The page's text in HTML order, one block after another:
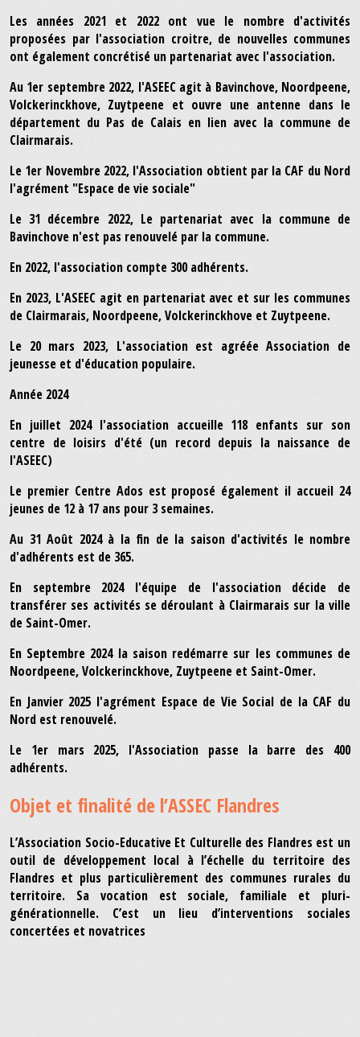
Les années 2021 et 2022 ont vue le nombre d'activités
proposées par l'association croitre, de nouvelles communes
ont également concrétisé un partenariat avec l'association.
Au 1er septembre 2022, l'ASEEC agit à Bavinchove, Noordpeene,
Volckerinckhove, Zuytpeene et ouvre une antenne dans le
département du Pas de Calais en lien avec la commune de
Clairmarais.
Le 1er Novembre 2022, l'Association obtient par la CAF du Nord
l'agrément "Espace de vie sociale"
Le 31 décembre 2022, Le partenariat avec la commune de
Bavinchove n'est pas renouvelé par la commune.
En 2022, l'association compte 300 adhérents.
En 2023, L'ASEEC agit en partenariat avec et sur les communes
de Clairmarais, Noordpeene, Volckerinckhove et Zuytpeene.
Le 20 mars 2023, L'association est agréée Association de
jeunesse et d'éducation populaire.
Année 2024
En juillet 2024 l'association accueille 118 enfants sur son
centre de loisirs d'été (un record depuis la naissance de
l'ASEEC)
Le premier Centre Ados est proposé également il accueil 24
jeunes de 12 à 17 ans pour 3 semaines.
Au 31 Août 2024 à la fin de la saison d'activités le nombre
d'adhérents est de 365.
En septembre 2024 l'équipe de l'association décide de
transférer ses activités se déroulant à Clairmarais sur la ville
de Saint-Omer.
En Septembre 2024 la saison redémarre sur les communes de
Noordpeene, Volckerinckhove, Zuytpeene et Saint-Omer.
En Janvier 2025 l'agrément Espace de Vie Social de la CAF du
Nord est renouvelé.
Le 1er mars 2025, l'Association passe la barre des 400
adhérents.
Objet et finalité de l’ASSEC Flandres
L’Association Socio-Educative Et Culturelle des Flandres est un
outil de développement local à l’échelle du territoire des
Flandres et plus particulièrement des communes rurales du
territoire. Sa vocation est sociale, familiale et pluri-
générationnelle. C’est un lieu d’interventions sociales
concertées et novatrices